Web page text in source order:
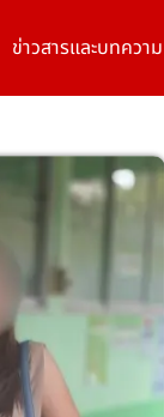
ข่าวสารและบทความ